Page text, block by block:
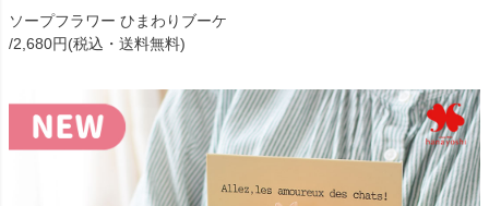
ソープフラワー ひまわりブーケ
/2,680円(税込・送料無料)